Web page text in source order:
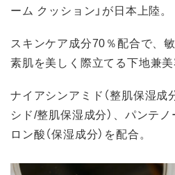
ーム クッション」が日本上陸。
スキンケア成分70％配合で、
素肌を美しく際立てる下地兼美
ナイアシンアミド（整肌保湿成
シド/整肌保湿成分）、パンテノ
ロン酸（保湿成分）を配合。